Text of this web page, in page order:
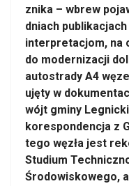
znika – wbrew
dniach
interpretacjom, na
do modernizacji
autostrady A4
ujęty w
wójt gminy
korespondencja z
tego węzła jest
Studium
Środowiskowego,